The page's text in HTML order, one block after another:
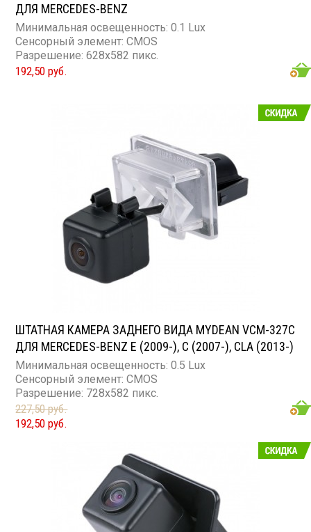
ДЛЯ MERCEDES-BENZ
Минимальная освещенность: 0.1 Lux
Сенсорный элемент: CMOS
Разрешение: 628x582 пикс.
192,50 руб.
ШТАТНАЯ КАМЕРА ЗАДНЕГО ВИДА MYDEAN VCM-327C
ДЛЯ MERCEDES-BENZ E (2009-), C (2007-), CLA (2013-)
Минимальная освещенность: 0.5 Lux
Сенсорный элемент: CMOS
Разрешение: 728x582 пикс.
227,50 руб.
192,50 руб.